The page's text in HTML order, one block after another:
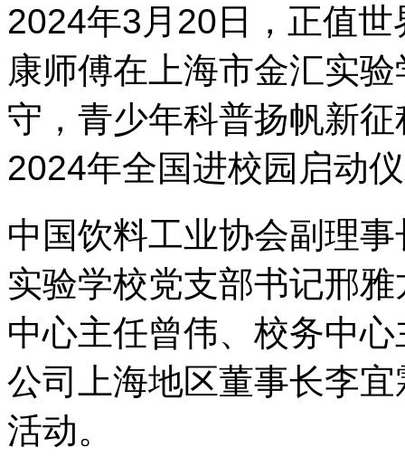
2024年3月20日，正值
康师傅在上海市金汇实
守，青少年科普扬帆新
2024年全国进校园启动
中国饮料工业协会副理
实验学校党支部书记邢
中心主任曾伟、校务中
公司上海地区董事长李
活动。